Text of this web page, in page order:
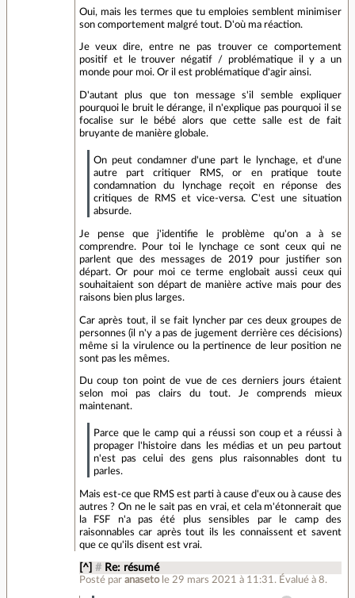
Oui, mais les termes que tu emploies semblent minimiser
son comportement malgré tout. D'où ma réaction.
Je veux dire, entre ne pas trouver ce comportement
positif et le trouver négatif / problématique il y a un
monde pour moi. Or il est problématique d'agir ainsi.
D'autant plus que ton message s'il semble expliquer
pourquoi le bruit le dérange, il n'explique pas pourquoi il se
focalise sur le bébé alors que cette salle est de fait
bruyante de manière globale.
On peut condamner d'une part le lynchage, et d'une
autre part critiquer RMS, or en pratique toute
condamnation du lynchage reçoit en réponse des
critiques de RMS et vice-versa. C'est une situation
absurde.
Je pense que j'identifie le problème qu'on a à se
comprendre. Pour toi le lynchage ce sont ceux qui ne
parlent que des messages de 2019 pour justifier son
départ. Or pour moi ce terme englobait aussi ceux qui
souhaitaient son départ de manière active mais pour des
raisons bien plus larges.
Car après tout, il se fait lyncher par ces deux groupes de
personnes (il n'y a pas de jugement derrière ces décisions)
même si la virulence ou la pertinence de leur position ne
sont pas les mêmes.
Du coup ton point de vue de ces derniers jours étaient
selon moi pas clairs du tout. Je comprends mieux
maintenant.
Parce que le camp qui a réussi son coup et a réussi à
propager l'histoire dans les médias et un peu partout
n'est pas celui des gens plus raisonnables dont tu
parles.
Mais est-ce que RMS est parti à cause d'eux ou à cause des
autres ? On ne le sait pas en vrai, et cela m'étonnerait que
la FSF n'a pas été plus sensibles par le camp des
raisonnables car après tout ils les connaissent et savent
que ce qu'ils disent est vrai.
[^] # Re: résumé
Posté paranaseto le 29 mars 2021 à 11:31 . Évalué à8.